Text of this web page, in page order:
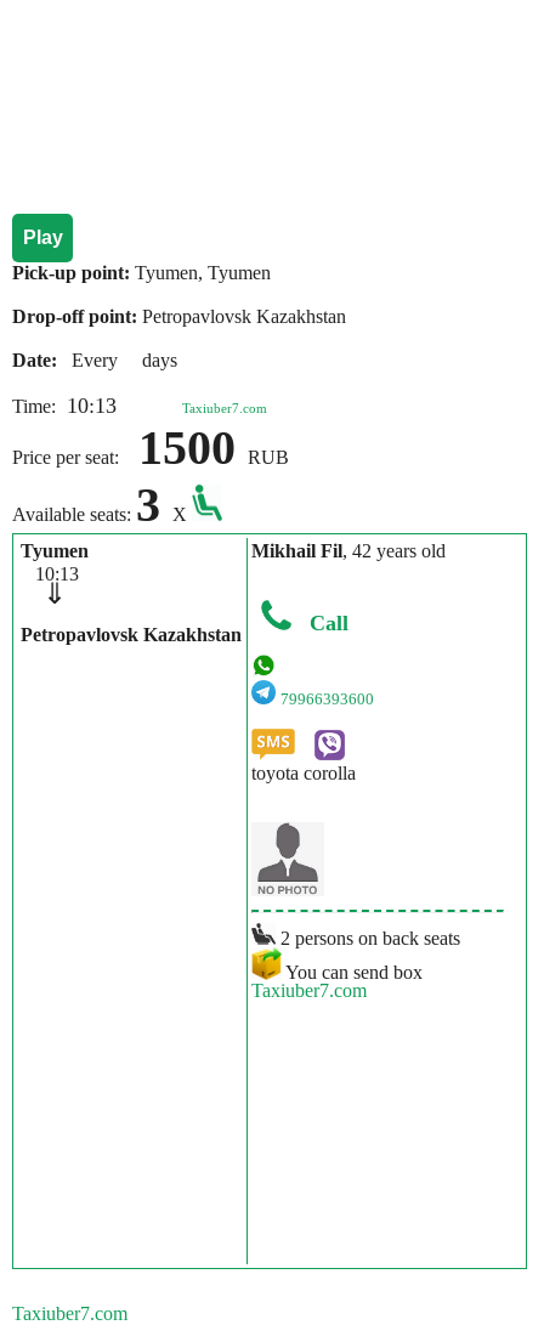
Play
Pick-up point: Tyumen, Tyumen
Drop-off point: Petropavlovsk Kazakhstan
Date: Every days
Time: 10:13 Taxiuber7.com
Price per seat: 1500 RUB
Available seats: 3
X
Tyumen
10:13
⇓
Petropavlovsk Kazakhstan
Mikhail Fil, 42 years old
Call
79966393600
toyota corolla
2 persons on back seats
You can send box
Taxiuber7.com
Taxiuber7.com